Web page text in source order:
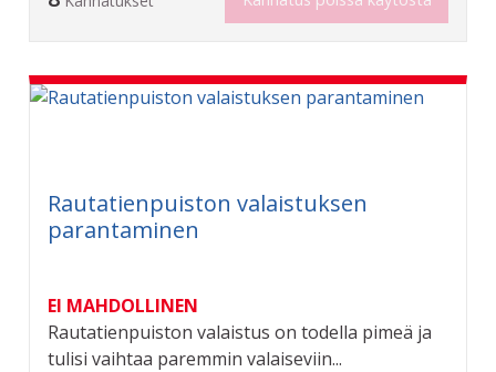
Rautatienpuiston valaistuksen
parantaminen
EI MAHDOLLINEN
Rautatienpuiston valaistus on todella pimeä ja
tulisi vaihtaa paremmin valaiseviin...